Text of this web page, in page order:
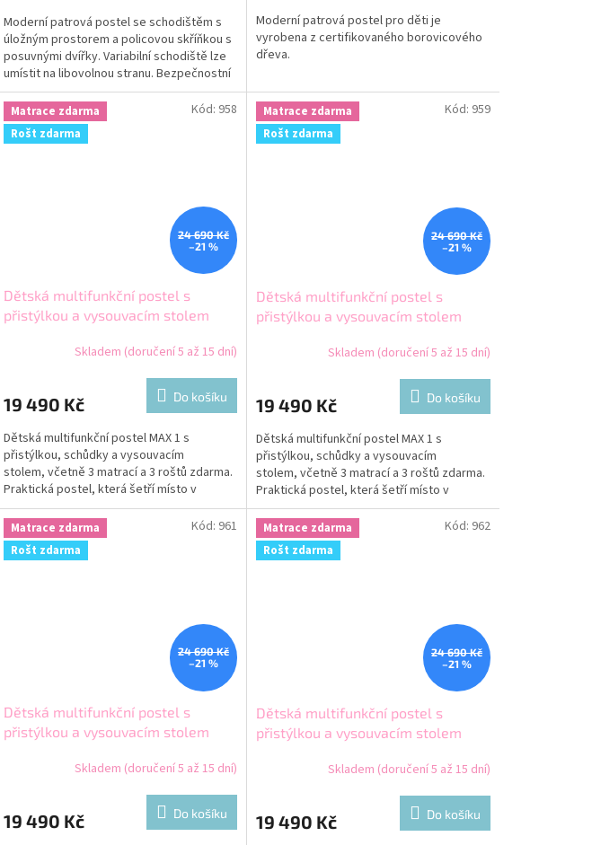
Moderní patrová postel se schodištěm s
úložným prostorem a policovou skříňkou s
posuvnými dvířky. Variabilní schodiště lze
umístit na libovolnou stranu. Bezpečnostní
zábrana...
Moderní patrová postel pro děti je
vyrobena z certifikovaného borovicového
dřeva.
Matrace zdarma
Rošt zdarma
24 690 Kč
–21 %
Dětská multifunkční postel s
přistýlkou a vysouvacím stolem
Skladem (doručení 5 až 15 dní)
19 490 Kč Do košíku
Dětská multifunkční postel MAX 1 s
přistýlkou, schůdky a vysouvacím
stolem, včetně 3 matrací a 3 roštů zdarma.
Praktická postel, která šetří místo v
dětském pokoji.
Kód: 958
Matrace zdarma
Rošt zdarma
24 690 Kč
–21 %
Dětská multifunkční postel s
přistýlkou a vysouvacím stolem
Skladem (doručení 5 až 15 dní)
19 490 Kč Do košíku
Dětská multifunkční postel MAX 1 s
přistýlkou, schůdky a vysouvacím
stolem, včetně 3 matrací a 3 roštů zdarma.
Praktická postel, která šetří místo v
dětském pokoji.
Kód: 959
Matrace zdarma
Rošt zdarma
24 690 Kč
–21 %
Dětská multifunkční postel s
přistýlkou a vysouvacím stolem
Skladem (doručení 5 až 15 dní)
19 490 Kč Do košíku
Kód: 961
Matrace zdarma
Rošt zdarma
24 690 Kč
–21 %
Dětská multifunkční postel s
přistýlkou a vysouvacím stolem
Skladem (doručení 5 až 15 dní)
19 490 Kč Do košíku
Kód: 962